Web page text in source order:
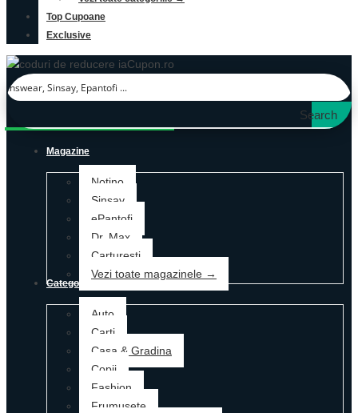
Top Cupoane
Exclusive
Search
Magazine
Notino
Sinsay
ePantofi
Dr. Max
Carturesti
Vezi toate magazinele →
Categorii
Auto
Carti
Casa & Gradina
Copii
Fashion
Frumusete